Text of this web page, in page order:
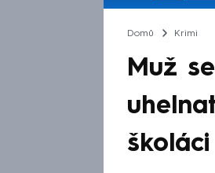
Domů Krimi
Muž
školáci